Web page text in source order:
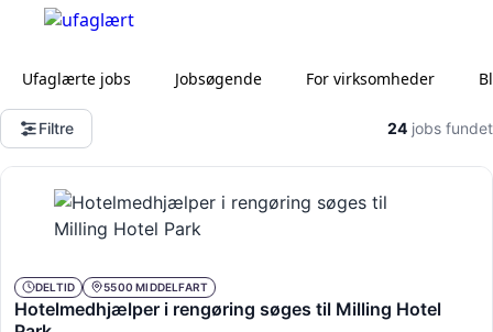
Ufaglærte jobs Jobsøgende For virksomheder
Filtre 24 jobs fundet
DELTID 5500 MIDDELFART
Hotelmedhjælper i rengøring søges til Milling Hotel